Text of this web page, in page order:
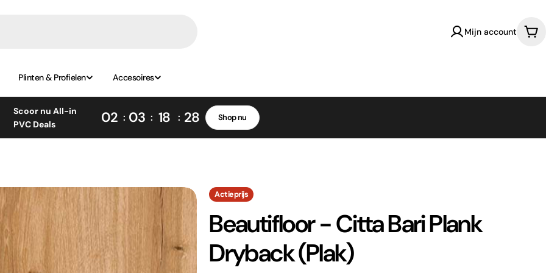
Mijn account
Plinten & Profielen Accesoires
Scoor nu All-in
PVC Deals
02 03 18 27 Shop nu
Actieprijs
Beautifloor - Citta Bari Plank
Dryback (Plak)